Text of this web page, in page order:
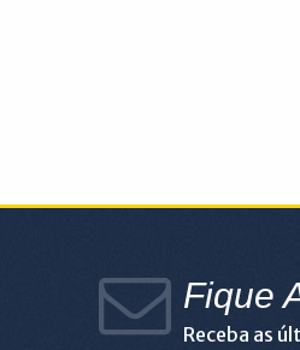
Fique
Receba as